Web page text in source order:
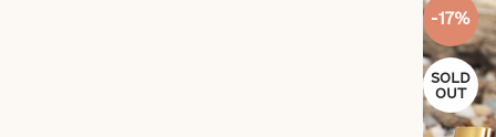
-17%
SOLD
OUT